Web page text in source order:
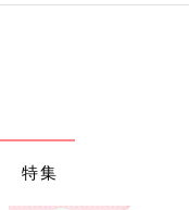
特集